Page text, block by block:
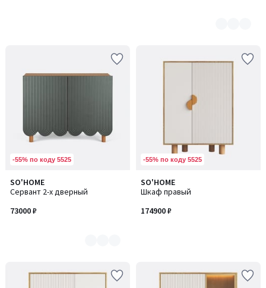
-55% по коду 5525
SO'HOME
Сервант 2-х дверный
73000 ₽
Количество
цветов:
4
-55% по коду 5525
SO'HOME
Шкаф правый
174900 ₽